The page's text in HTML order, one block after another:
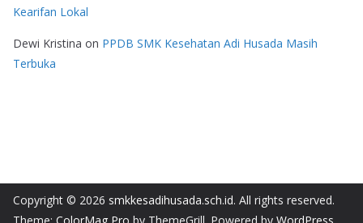
Kearifan Lokal
Dewi Kristina on PPDB SMK Kesehatan Adi Husada Masih
Terbuka
Copyright © 2026 smkkesadihusada.sch.id. All rights reserved.